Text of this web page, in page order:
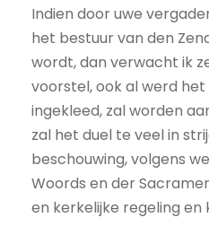
Indien door uwe
het bestuur van den
wordt, dan verwacht ik
voorstel, ook al werd
ingekleed, zal worden
zal het duel te veel in
beschouwing, volgens
Woords en der
en kerkelijke regeling